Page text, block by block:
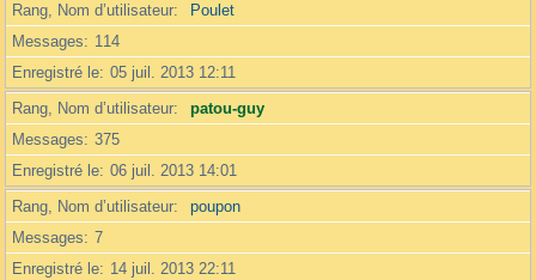
Rang, Nom d’utilisateur
Poulet
Messages
114
Enregistré le 05 juil. 2013 12:11
Rang, Nom d’utilisateur
patou-guy
Messages
375
Enregistré le 06 juil. 2013 14:01
Rang, Nom d’utilisateur
poupon
Messages
7
Enregistré le
14 juil. 2013 22:11